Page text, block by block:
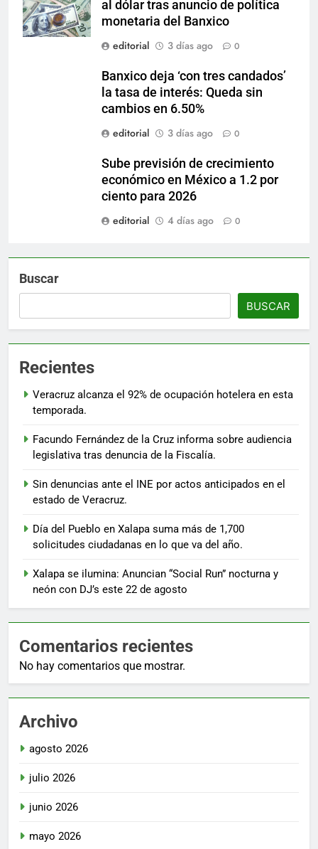
al dólar tras anuncio de política
monetaria del Banxico
editorial
3 días ago 0
Banxico deja ‘con tres candados’
la tasa de interés: Queda sin
cambios en 6.50%
editorial
3 días ago 0
Sube previsión de crecimiento
económico en México a 1.2 por
ciento para 2026
editorial
4 días ago 0
Buscar
BUSCAR
Recientes
Veracruz alcanza el 92% de ocupación hotelera en esta
temporada.
Facundo Fernández de la Cruz informa sobre audiencia
legislativa tras denuncia de la Fiscalía.
Sin denuncias ante el INE por actos anticipados en el
estado de Veracruz.
Día del Pueblo en Xalapa suma más de 1,700
solicitudes ciudadanas en lo que va del año.
Xalapa se ilumina: Anuncian “Social Run” nocturna y
neón con DJ’s este 22 de agosto
Comentarios recientes
No hay comentarios que mostrar.
Archivo
agosto 2026
julio 2026
junio 2026
mayo 2026